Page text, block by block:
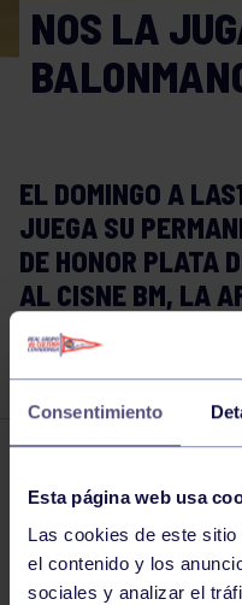
Consentimiento
Esta página web usa
Las cookies de este
el contenido y los
sociales y analizar el
NOS LA
EL DOMINGO A
JUEGA SU
DE HONOR PLATA
AL CISNE BM, LA
QUE LLENAR EL
APOYARLES